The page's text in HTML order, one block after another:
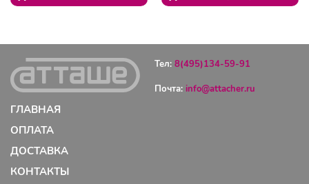
Тел: 8(495)134-59-91
Почта: info@attacher.ru
ГЛАВНАЯ
ОПЛАТА
ДОСТАВКА
КОНТАКТЫ